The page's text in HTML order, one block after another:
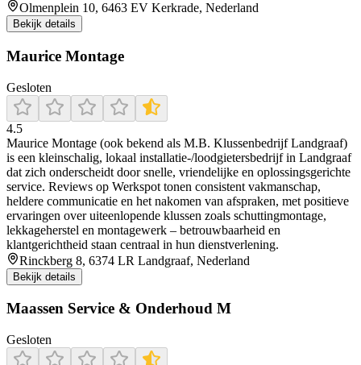
Olmenplein 10, 6463 EV Kerkrade, Nederland
Bekijk details
Maurice Montage
Gesloten
4.5
Maurice Montage (ook bekend als M.B. Klussenbedrijf Landgraaf)
is een kleinschalig, lokaal installatie‑/loodgietersbedrijf in Landgraaf
dat zich onderscheidt door snelle, vriendelijke en oplossingsgerichte
service. Reviews op Werkspot tonen consistent vakmanschap,
heldere communicatie en het nakomen van afspraken, met positieve
ervaringen over uiteenlopende klussen zoals schuttingmontage,
lekkageherstel en montagewerk – betrouwbaarheid en
klantgerichtheid staan centraal in hun dienstverlening.
Rinckberg 8, 6374 LR Landgraaf, Nederland
Bekijk details
Maassen Service & Onderhoud M
Gesloten